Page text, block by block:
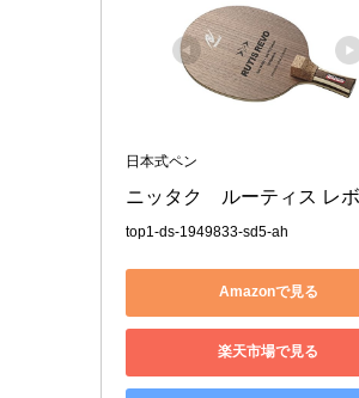
日本式ペン
ニッタク　ルーティス レ
top1-ds-1949833-sd5-ah
Amazonで見る
楽天市場で見る